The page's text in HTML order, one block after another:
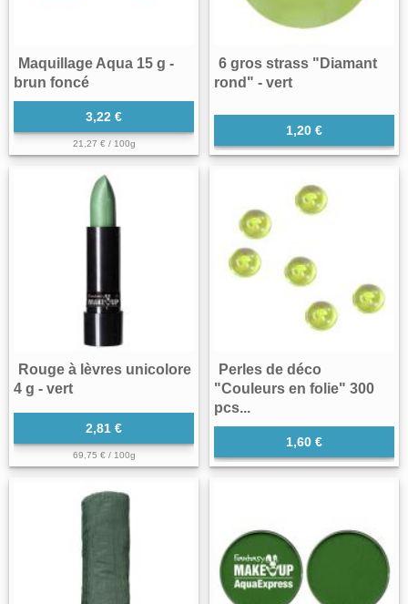
Maquillage Aqua 15 g -
brun foncé
3,22 €
21,27 € / 100g
6 gros strass "Diamant
rond" - vert
1,20 €
Rouge à lèvres unicolore
4 g - vert
2,81 €
69,75 € / 100g
Perles de déco
"Couleurs en folie" 300
pcs...
1,60 €